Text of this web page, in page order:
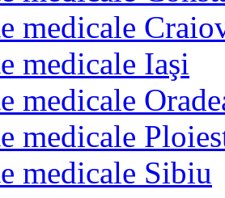
medicale
medicale Iaşi
medicale
medicale
medicale Sibiu